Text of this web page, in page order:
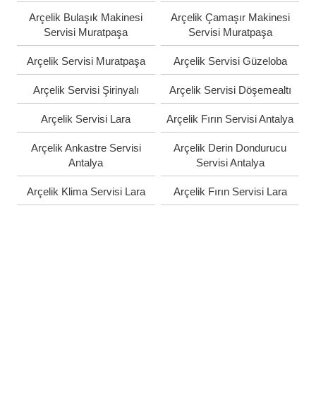
Arçelik Bulaşık Makinesi
Servisi Muratpaşa
Arçelik Çamaşır Makinesi
Servisi Muratpaşa
Arçelik Servisi Muratpaşa Arçelik Servisi Güzeloba
Arçelik Servisi Şirinyalı Arçelik Servisi Döşemealtı
Arçelik Servisi Lara Arçelik Fırın Servisi Antalya
Arçelik Ankastre Servisi
Antalya
Arçelik Derin Dondurucu
Servisi Antalya
Arçelik Klima Servisi Lara Arçelik Fırın Servisi Lara